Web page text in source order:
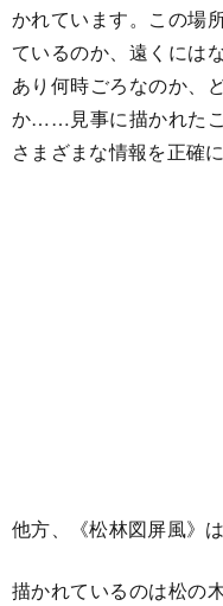
かれています。この場
ているのか、遠くには
あり何時ごろなのか、
か……見事に描かれた
さまざまな情報を正確
他方、《松林図屏風》
描かれているのは松の